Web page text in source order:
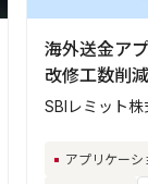
海外送金ア
改修工数削
SBIレミット株
アプリケーシ